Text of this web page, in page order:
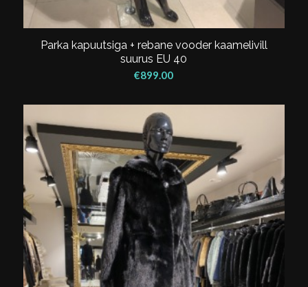
Parka kapuutsiga + rebane vooder kaamelivill
suurus EU 40
€899.00